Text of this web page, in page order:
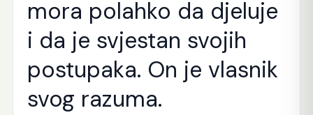
mora polahko da djeluje
i da je svjestan svojih
postupaka. On je vlasnik
svog razuma.